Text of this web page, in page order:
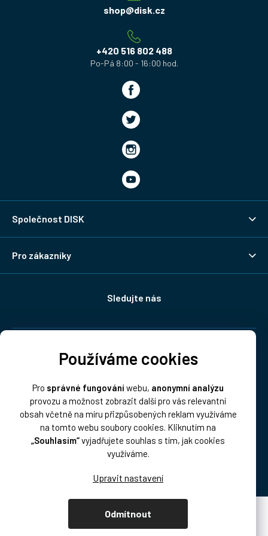
Používáme cookies
Pro správné fungováníwebu, anonymní analýzu
provozu a možnost zobrazit další pro vás relevantní
obsah včetně na míru přizpůsobených reklam využíváme
na tomto webu soubory cookies. Kliknutím na
„Souhlasím“vyjadřujete souhlas s tím, jak cookies
využíváme.
Odmítnout
shop@disk.cz
+420 516 802 488
Společnost DISK
Pro zákazníky
Sledujte nás
Platba:
Vytvořil Shoptet Premium